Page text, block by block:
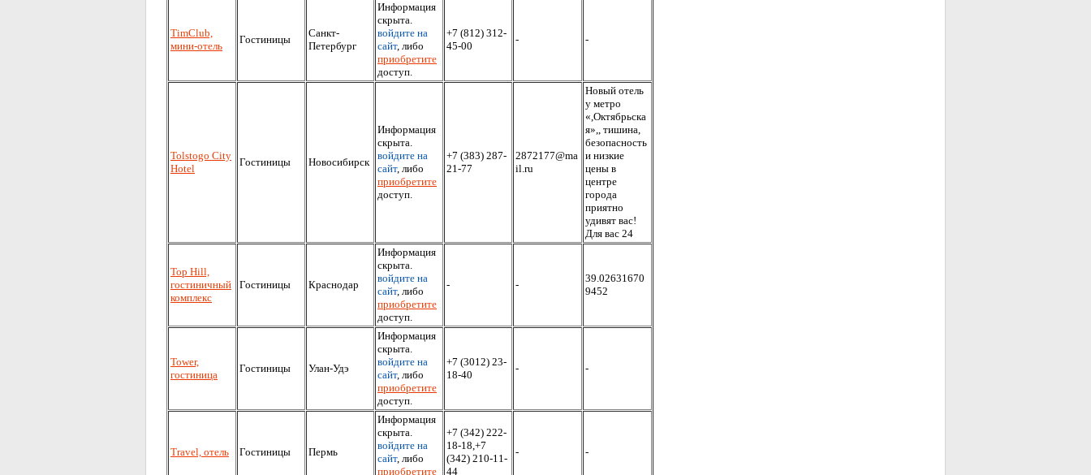
TimClub,
мини-отель
Гостиницы
Санкт-
Петербург
Информация
скрыта.
войдите на
сайт, либо
приобретите
доступ.
+7 (812) 312-
45-00
- -
Tolstogo City
Hotel
Гостиницы Новосибирск
Информация
скрыта.
войдите на
сайт, либо
приобретите
доступ.
+7 (383) 287-
21-77
2872177@ma
il.ru
Новый отель
у метро
«,Октябрьска
я»,, тишина,
безопасность
и низкие
цены в
центре
города
приятно
удивят вас!
Для вас 24
Top Hill,
гостиничный
комплекс
Гостиницы Краснодар
Информация
скрыта.
войдите на
сайт, либо
приобретите
доступ.
- -
39.02631670
9452
Tower,
гостиница
Гостиницы Улан-Удэ
Информация
скрыта.
войдите на
сайт, либо
приобретите
доступ.
+7 (3012) 23-
18-40
- -
Travel, отель Гостиницы Пермь
Информация
скрыта.
войдите на
сайт, либо
приобретите
+7 (342) 222-
18-18,+7
(342) 210-11-
44
- -